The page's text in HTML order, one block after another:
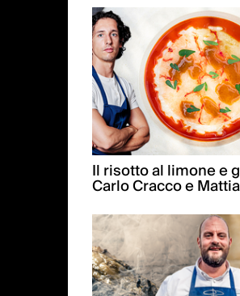
Il risotto al limone e
Carlo Cracco e